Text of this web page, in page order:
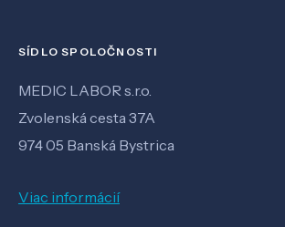
SÍDLO SPOLOČNOSTI
MEDIC LABOR s.r.o.
Zvolenská cesta 37A
974 05 Banská Bystrica
Viac informácií